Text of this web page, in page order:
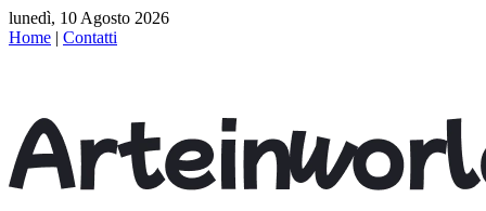
lunedì, 10 Agosto 2026
Home | Contatti